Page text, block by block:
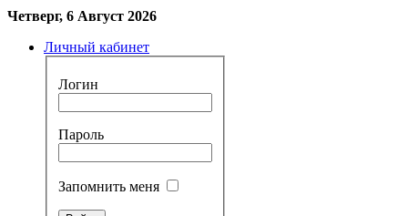
Четверг, 6 Август 2026
Личный кабинет
Логин
Пароль
Запомнить меня